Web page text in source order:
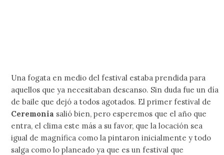
Una fogata en medio del festival estaba prendida para
aquellos que ya necesitaban descanso. Sin duda fue un día
de baile que dejó a todos agotados. El primer festival de
Ceremonia salió bien, pero esperemos que el año que
entra, el clima este más a su favor, que la locación sea
igual de magnífica como la pintaron inicialmente y todo
salga como lo planeado ya que es un festival que